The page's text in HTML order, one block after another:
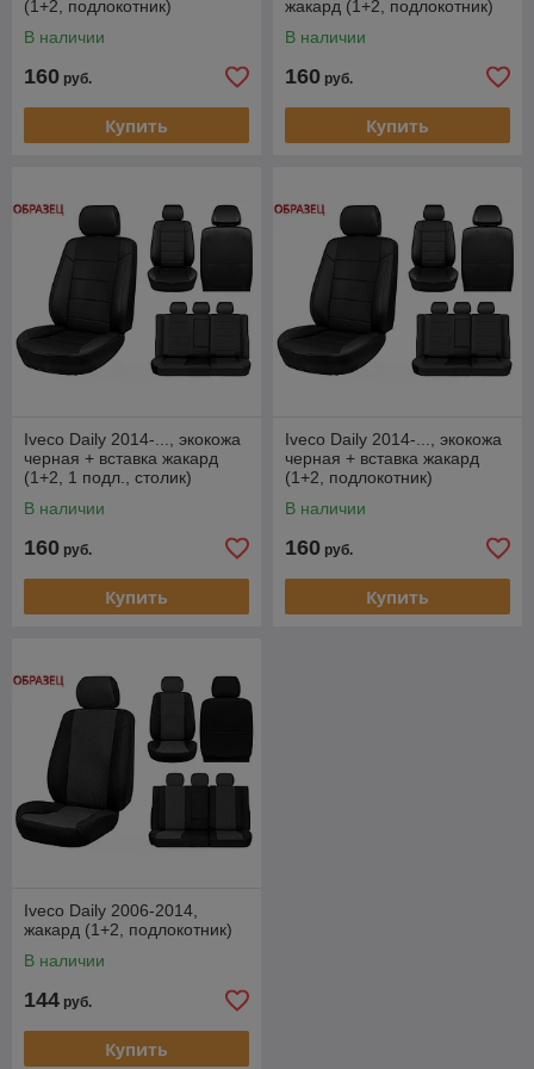
(1+2, подлокотник)
В наличии
160 руб.
Купить
жакард (1+2, подлокотник)
В наличии
160 руб.
Купить
Iveco Daily 2014-..., экокожа
черная + вставка жакард
(1+2, 1 подл., столик)
В наличии
160 руб.
Купить
Iveco Daily 2014-..., экокожа
черная + вставка жакард
(1+2, подлокотник)
В наличии
160 руб.
Купить
Iveco Daily 2006-2014,
жакард (1+2, подлокотник)
В наличии
144 руб.
Купить